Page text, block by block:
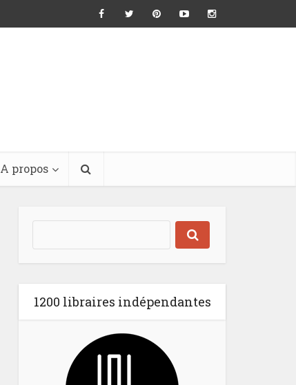
A propos
1200 libraires indépendantes